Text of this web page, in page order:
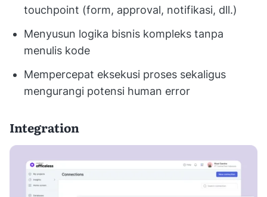
touchpoint (form, approval, notifikasi, dll.)
Menyusun logika bisnis kompleks tanpa
menulis kode
Mempercepat eksekusi proses sekaligus
mengurangi potensi human error
Integration